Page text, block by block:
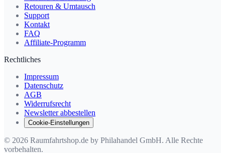
Retouren & Umtausch
Support
Kontakt
FAQ
Affiliate-Programm
Rechtliches
Impressum
Datenschutz
AGB
Widerrufsrecht
Newsletter abbestellen
Cookie-Einstellungen
© 2026 Raumfahrtshop.de by Philahandel GmbH. Alle Rechte
vorbehalten.